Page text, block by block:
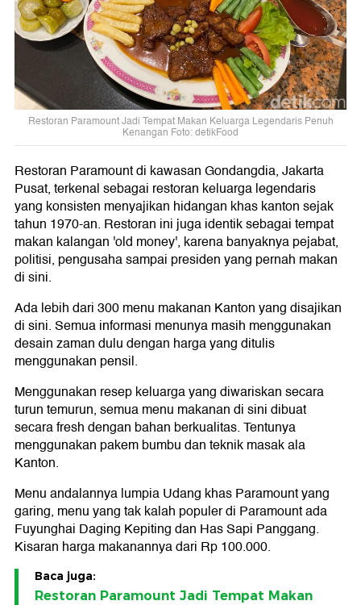
Restoran Paramount Jadi Tempat Makan Keluarga Legendaris Penuh
Kenangan Foto: detikFood
Restoran Paramount di kawasan Gondangdia, Jakarta
Pusat, terkenal sebagai restoran keluarga legendaris
yang konsisten menyajikan hidangan khas kanton sejak
tahun 1970-an. Restoran ini juga identik sebagai tempat
makan kalangan 'old money', karena banyaknya pejabat,
politisi, pengusaha sampai presiden yang pernah makan
di sini.
Ada lebih dari 300 menu makanan Kanton yang disajikan
di sini. Semua informasi menunya masih menggunakan
desain zaman dulu dengan harga yang ditulis
menggunakan pensil.
Menggunakan resep keluarga yang diwariskan secara
turun temurun, semua menu makanan di sini dibuat
secara fresh dengan bahan berkualitas. Tentunya
menggunakan pakem bumbu dan teknik masak ala
Kanton.
Menu andalannya lumpia Udang khas Paramount yang
garing, menu yang tak kalah populer di Paramount ada
Fuyunghai Daging Kepiting dan Has Sapi Panggang.
Kisaran harga makanannya dari Rp 100.000.
Baca juga:
Restoran Paramount Jadi Tempat Makan